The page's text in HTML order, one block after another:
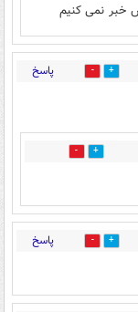
خبر نمی کنیم
56 پاسخ
1
45 پاسخ